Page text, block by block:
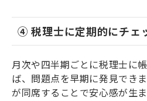
④ 税理士に定期的にチェ
月次や四半期ごとに税理士に
ば、問題点を早期に発見でき
が同席することで安心感が生ま